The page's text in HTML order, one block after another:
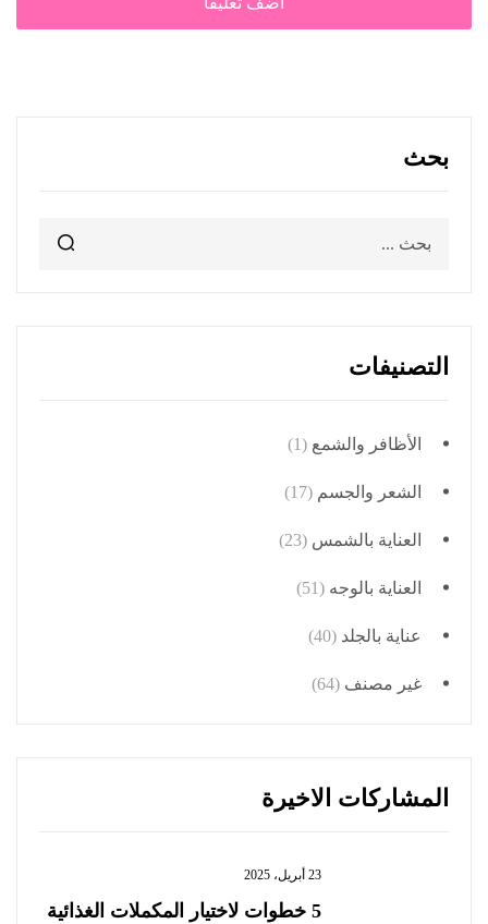
بحث
التصنيفات
الأظافر والشمع (1)
الشعر والجسم (17)
العناية بالشمس (23)
العناية بالوجه (51)
عناية بالجلد (40)
غير مصنف (64)
المشاركات الاخيرة
23 أبريل، 2025
5 خطوات لاختيار المكملات الغذائية